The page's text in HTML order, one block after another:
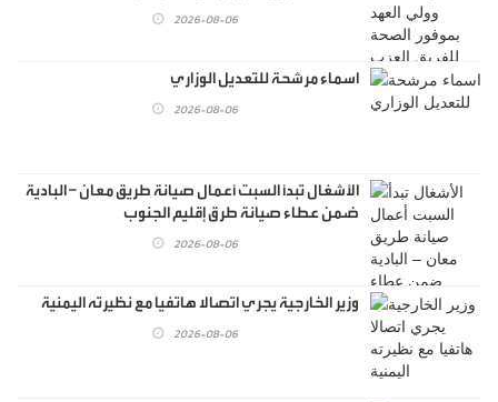
2026-08-06
اسماء مرشحة للتعديل الوزاري
2026-08-06
الأشغال تبدأ السبت أعمال صيانة طريق معان – البادية
ضمن عطاء صيانة طرق إقليم الجنوب
2026-08-06
وزير الخارجية يجري اتصالا هاتفيا مع نظيرته اليمنية
2026-08-06